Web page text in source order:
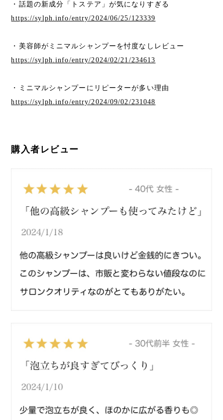
・話題の新成分「トステア」が気になりすぎる
https://sylph.info/entry/2024/06/25/123339
・美容師がミニマルシャンプーを忖度なしレビュー
https://sylph.info/entry/2024/02/21/234613
・ミニマルシャンプーにリピーターが多い理由
https://sylph.info/entry/2024/09/02/231048
購入者レビュー